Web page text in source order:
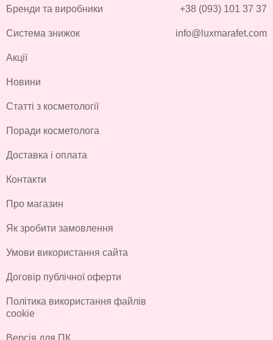
Бренди та виробники
Система знижок
Акції
Новини
Статті з косметології
Поради косметолога
Доставка і оплата
Контакти
Про магазин
Як зробити замовлення
Умови використання сайта
Договір публічної оферти
Політика використання файлів
cookie
Версія для ПК
+38 (093) 101 37 37
info@luxmarafet.com